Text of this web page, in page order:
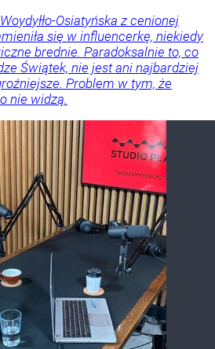
Osiatyńska z cenionej
się w influencerkę, niekiedy
brednie. Paradoksalnie to, co
Świątek, nie jest ani najbardziej
Problem w tym, że
nie widzą.